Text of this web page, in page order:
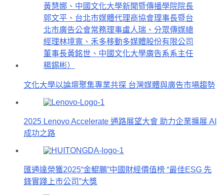
文化大學以論壇聚集專業共探 台灣媒體與廣告市場趨勢
2025 Lenovo Accelerate 通路展望大會 助力企業擴展 AI
成功之路
匯通達榮獲2025“金鯤鵬”中國財經價值榜 “最佳ESG 先
鋒實踐上市公司”大獎